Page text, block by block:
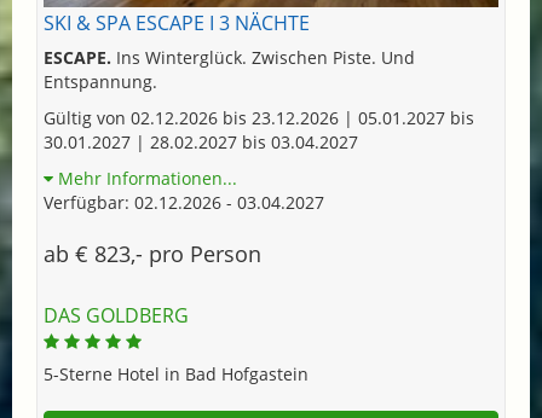
SKI & SPA ESCAPE I 3 NÄCHTE
ESCAPE. Ins Winterglück. Zwischen Piste. Und
Entspannung.
Gültig von 02.12.2026 bis 23.12.2026 | 05.01.2027 bis
30.01.2027 | 28.02.2027 bis 03.04.2027
Mehr Informationen...
Verfügbar: 02.12.2026 - 03.04.2027
ab € 823,- pro Person
DAS GOLDBERG
5-Sterne Hotel in Bad Hofgastein